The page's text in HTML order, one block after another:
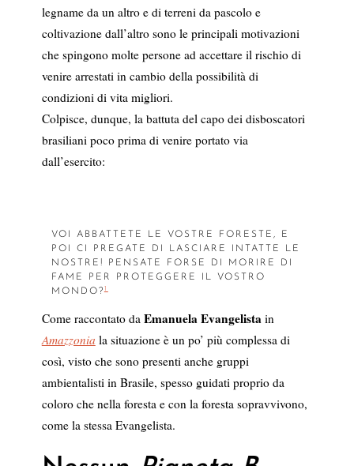
legname da un altro e di terreni da pascolo e
coltivazione dall’altro sono le principali motivazioni
che spingono molte persone ad accettare il rischio di
venire arrestati in cambio della possibilità di
condizioni di vita migliori.
Colpisce, dunque, la battuta del capo dei disboscatori
brasiliani poco prima di venire portato via
dall’esercito:
VOI ABBATTETE LE VOSTRE FORESTE, E
POI CI PREGATE DI LASCIARE INTATTE LE
NOSTRE! PENSATE FORSE DI MORIRE DI
FAME PER PROTEGGERE IL VOSTRO
MONDO?1
Come raccontato da Emanuela Evangelistain
Amazzonia la situazione è un po’ più complessa di
così, visto che sono presenti anche gruppi
ambientalisti in Brasile, spesso guidati proprio da
coloro che nella foresta e con la foresta sopravvivono,
come la stessa Evangelista.